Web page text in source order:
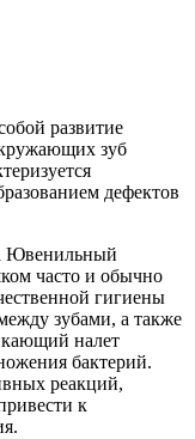
развитие
зуб
дефектов
Ювенильный
часто и обычно
гигиены
зубами, а также
налет
бактерий.
реакций,
к